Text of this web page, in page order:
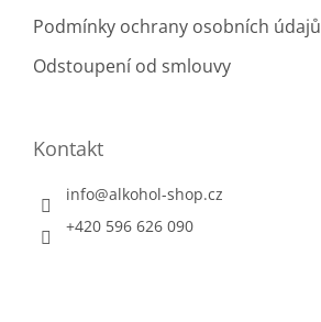
Podmínky ochrany osobních údajů
Odstoupení od smlouvy
Kontakt
info@alkohol-shop.cz
+420 596 626 090